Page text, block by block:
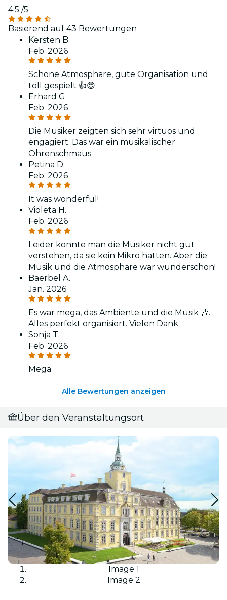
4.5 /5
Basierend auf 43 Bewertungen
Kersten B.
Feb. 2026
Schöne Atmosphäre, gute Organisation und
toll gespielt 👍😍
Erhard G.
Feb. 2026
Die Musiker zeigten sich sehr virtuos und
engagiert. Das war ein musikalischer
Ohrenschmaus
Petina D.
Feb. 2026
It was wonderful!
Violeta H.
Feb. 2026
Leider konnte man die Musiker nicht gut
verstehen, da sie kein Mikro hatten. Aber die
Musik und die Atmosphäre war wunderschön!
Baerbel A.
Jan. 2026
Es war mega, das Ambiente und die Musik 🎶.
Alles perfekt organisiert. Vielen Dank
Sonja T.
Feb. 2026
Mega
Alle Bewertungen anzeigen
Über den Veranstaltungsort
Image 1
Image 2